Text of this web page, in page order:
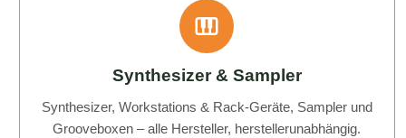
Synthesizer & Sampler
Synthesizer, Workstations & Rack-Geräte, Sampler und
Grooveboxen – alle Hersteller, herstellerunabhängig.